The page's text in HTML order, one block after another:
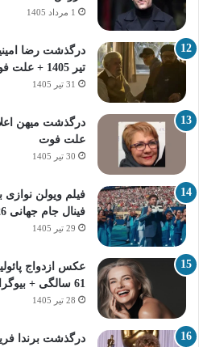
1 مرداد 1405
تیر 1405 + علت فوت
31 تیر 1405
درگذشت میهن
علت فوت
30 تیر 1405
فیلم ویولن
فینال جام جهانی 2026
29 تیر 1405
عکس ازدواج
61 سالگی + بیوگرافی
28 تیر 1405
درگذشت برندا